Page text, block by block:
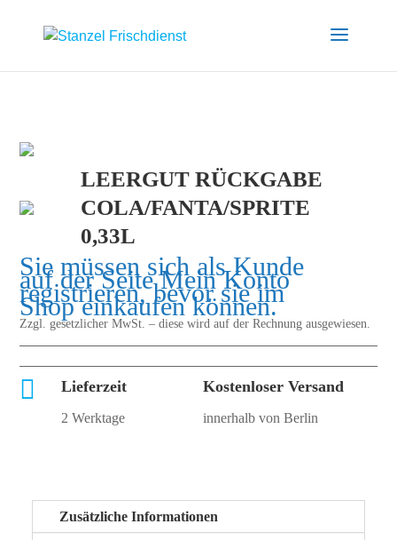
LEERGUT RÜCKGABE
COLA/FANTA/SPRITE
0,33L
Sie müssen sich als Kunde
auf der SeiteMein Konto
registrieren, bevor sie im
Shop einkaufen können.
Zzgl. gesetzlicher MwSt. – diese wird auf der Rechnung ausgewiesen.
 Lieferzeit
2 Werktage
Kostenloser Versand
innerhalb von Berlin
Zusätzliche Informationen